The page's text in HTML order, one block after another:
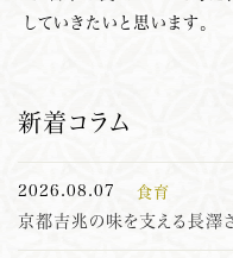
していきたいと思います。
新着コラム
2026.08.07 食育
京都吉兆の味を支える長澤